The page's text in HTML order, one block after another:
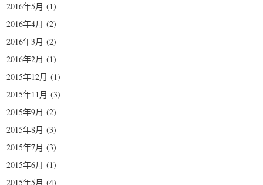
2016年5月 (1)
2016年4月 (2)
2016年3月 (2)
2016年2月 (1)
2015年12月 (1)
2015年11月 (3)
2015年9月 (2)
2015年8月 (3)
2015年7月 (3)
2015年6月 (1)
2015年5月 (4)